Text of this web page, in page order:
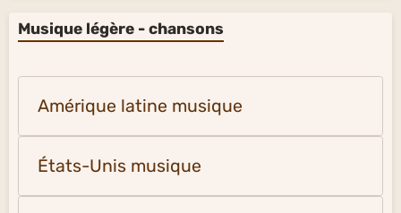
Musique légère - chansons
Amérique latine musique
États-Unis musique